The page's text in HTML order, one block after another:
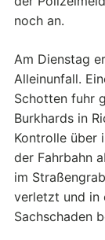
noch an.
Am Dienstag
Alleinunfall.
Schotten fuhr
Burkhards in
Kontrolle über
der Fahrbahn
im
verletzt und in
Sachschaden